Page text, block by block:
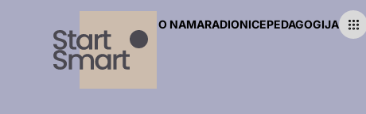
O NAMARADIONICEPEDAGOGIJA